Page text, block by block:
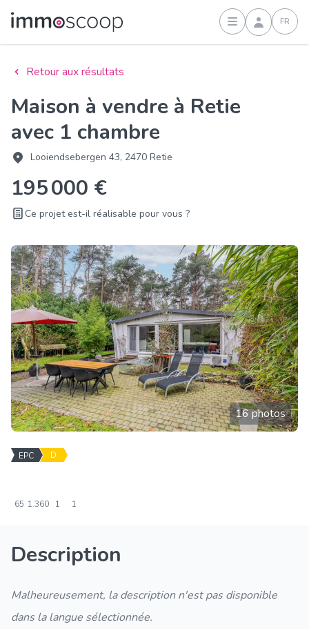
Connexion
FR
Retour aux résultats
Maison à vendre à Retie
avec 1 chambre
Looiendsebergen 43, 2470 Retie
195 000 €
Ce projet est-il réalisable pour vous ?
16 photos
EPC D
65 1.360 1 1
Description
Malheureusement, la description n'est pas disponible
dans la langue sélectionnée.